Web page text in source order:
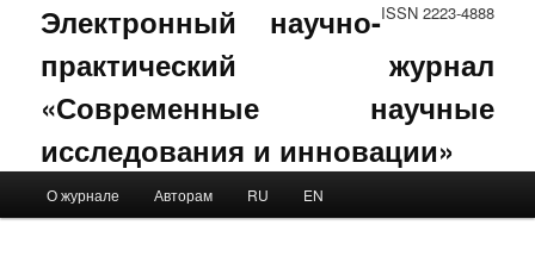
ISSN 2223-4888
Электронный научно-
практический журнал
«Современные научные
исследования и инновации»
Skip to primary content
Skip to secondary content
О журнале Авторам RU EN